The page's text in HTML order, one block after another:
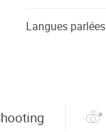
Langues parlées